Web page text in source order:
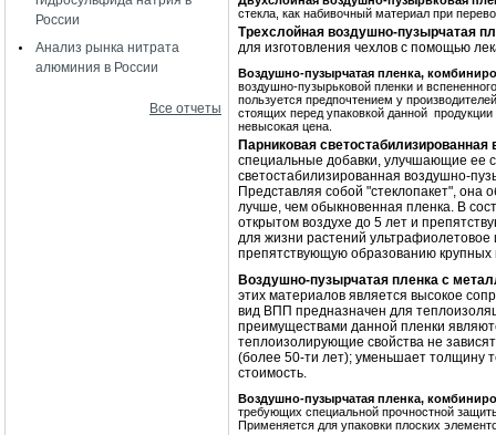
России
Анализ рынка нитрата
алюминия в России
Все отчеты
стекла, как набивочный материал при
Трехслойная воздушно-пузырчатая
для изготовления чехлов с помощью
Воздушно-пузырчатая пленка,
воздушно-пузырьковой пленки и
пользуется предпочтением у
стоящих перед упаковкой данной
невысокая цена.
Парниковая
специальные добавки, улучшающие ее
светостабилизированная воздушно-
Представляя собой "стеклопакет", она
лучше, чем обыкновенная пленка. В
открытом воздухе до 5 лет и
для жизни растений
препятствующую образованию крупных
Воздушно-пузырчатая пленка с
этих материалов является высокое
вид ВПП предназначен для
преимуществами данной пленки
теплоизолирующие свойства не
(более 50-ти лет); уменьшает толщину
стоимость.
Воздушно-пузырчатая пленка,
требующих специальной прочностной
Применяется для упаковки плоских